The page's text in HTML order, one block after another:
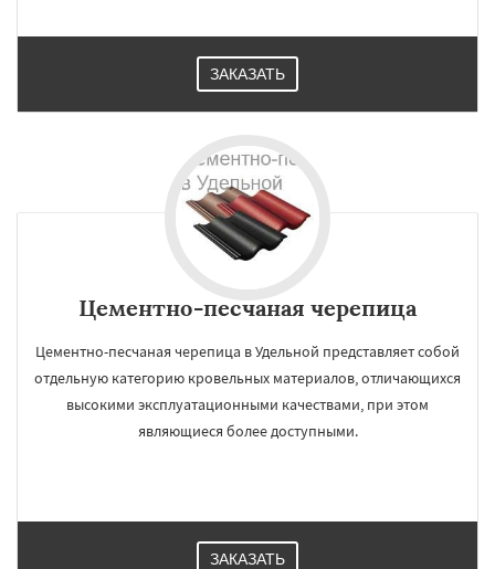
Хорлово
ЗАКАЗАТЬ
Цементно-песчаная черепица
Цементно-песчаная черепица в Удельной представляет собой
отдельную категорию кровельных материалов, отличающихся
высокими эксплуатационными качествами, при этом
являющиеся более доступными.
ЗАКАЗАТЬ
Даю согласие на обработку персональных данных